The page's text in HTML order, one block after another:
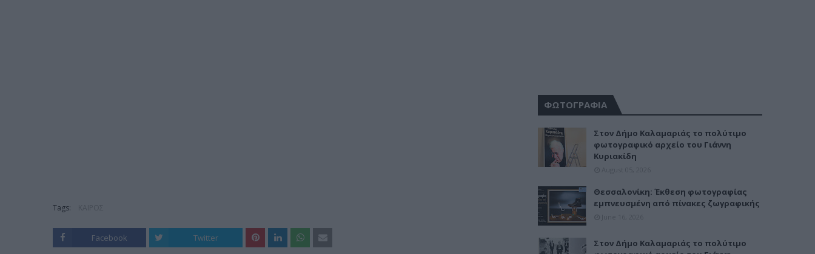
Tags:
Facebook Twitter
ΦΩΤΟΓΡΑΦΙΑ
Στον Δήμο Καλαμαριάς το πολύτιμο
φωτογραφικό αρχείο του Γιάννη
Κυριακίδη
Θεσσαλονίκη: Έκθεση φωτογραφίας
εμπνευσμένη από πίνακες ζωγραφικής
Στον Δήμο Καλαμαριάς το πολύτιμο